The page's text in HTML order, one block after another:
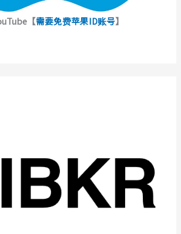
【需要免费苹果ID账号】